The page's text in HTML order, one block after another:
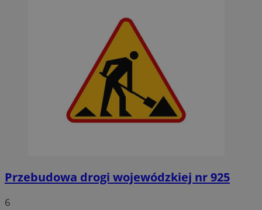
Przebudowa drogi wojewódzkiej nr 925
6